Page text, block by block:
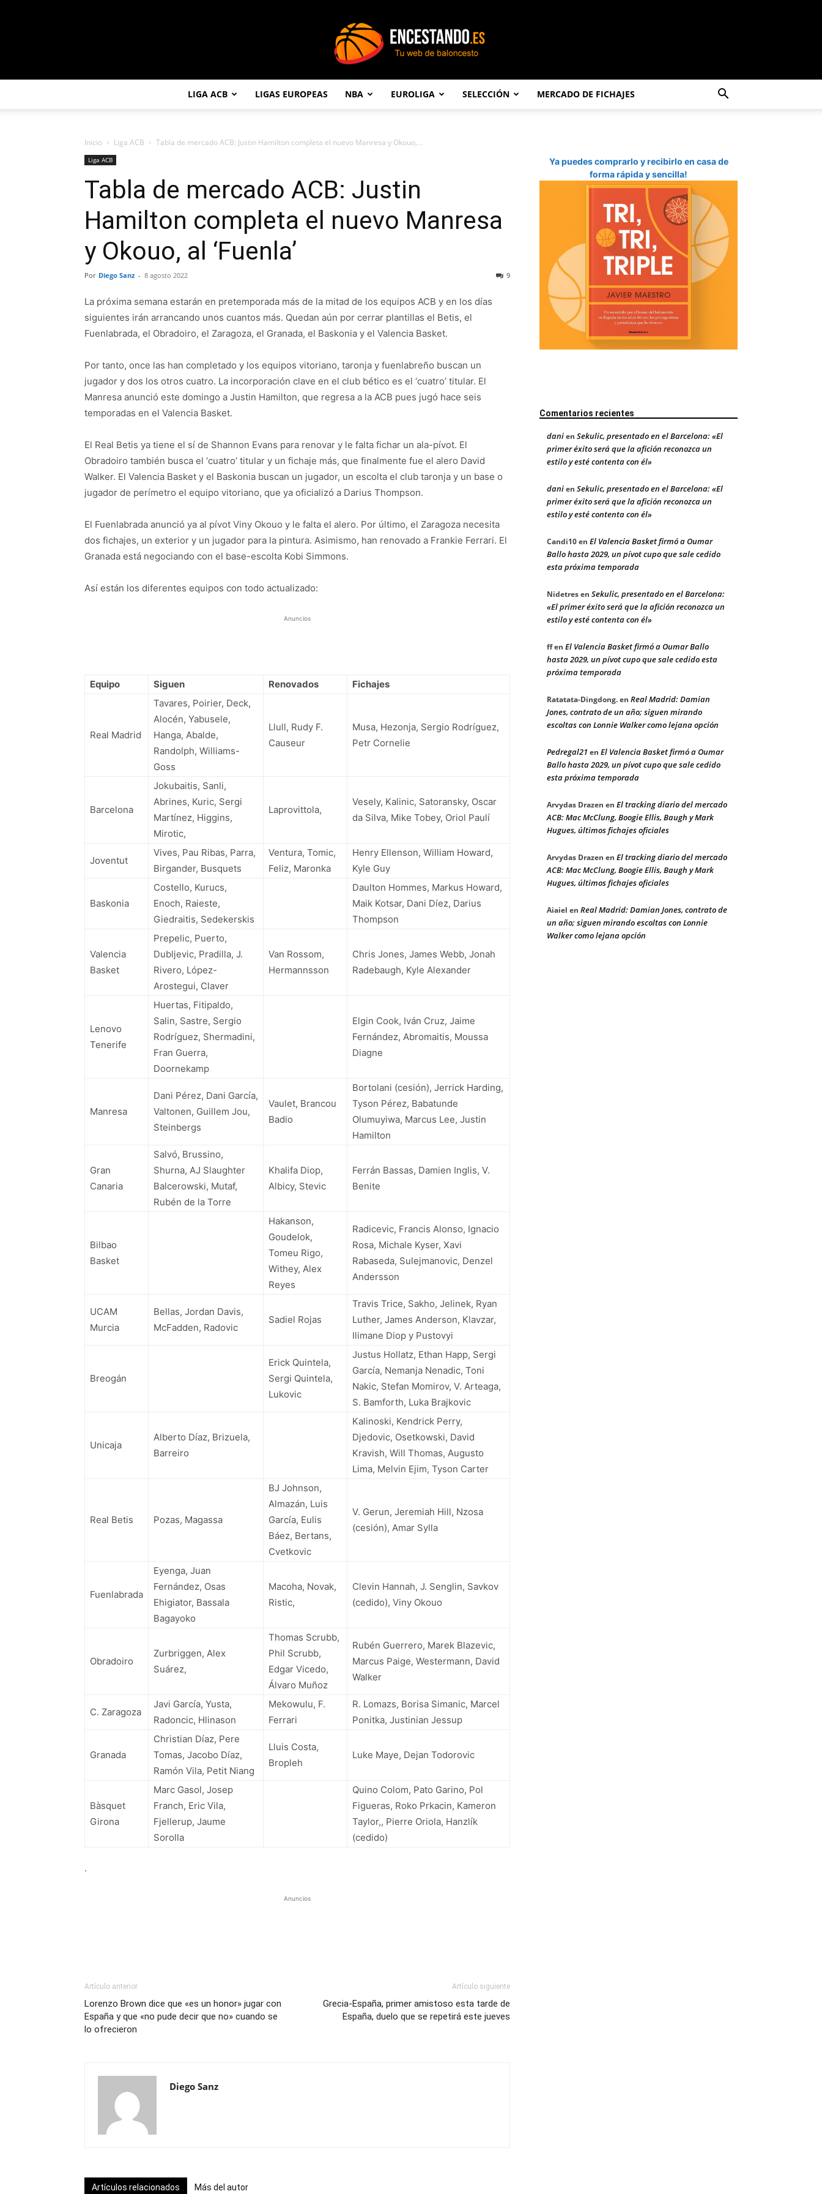
LIGA ACB LIGAS EUROPEAS NBA EUROLIGA SELECCIÓN MERCADO DE FICHAJES
Inicio Liga ACB Tabla de mercado ACB: Justin Hamilton completa el nuevo Manresa y Okouo,...
Liga ACB
Tabla de mercado ACB: Justin
Hamilton completa el nuevo Manresa
y Okouo, al ‘Fuenla’
Por Diego Sanz - 8 agosto 2022 9
La próxima semana estarán en pretemporada más de la mitad de los equipos ACB y en los días
siguientes irán arrancando unos cuantos más. Quedan aún por cerrar plantillas el Betis, el
Fuenlabrada, el Obradoiro, el Zaragoza, el Granada, el Baskonia y el Valencia Basket.
Por tanto, once las han completado y los equipos vitoriano, taronja y fuenlabreño buscan un
jugador y dos los otros cuatro. La incorporación clave en el club bético es el ‘cuatro’ titular. El
Manresa anunció este domingo a Justin Hamilton, que regresa a la ACB pues jugó hace seis
temporadas en el Valencia Basket.
El Real Betis ya tiene el sí de Shannon Evans para renovar y le falta fichar un ala-pívot. El
Obradoiro también busca el ‘cuatro’ titular y un fichaje más, que finalmente fue el alero David
Walker. El Valencia Basket y el Baskonia buscan un jugador, un escolta el club taronja y un base o
jugador de perímetro el equipo vitoriano, que ya oficializó a Darius Thompson.
El Fuenlabrada anunció ya al pívot Viny Okouo y le falta el alero. Por último, el Zaragoza necesita
dos fichajes, un exterior y un jugador para la pintura. Asimismo, han renovado a Frankie Ferrari. El
Granada está negociando con el base-escolta Kobi Simmons.
Así están los diferentes equipos con todo actualizado:
Anuncios
Equipo Siguen Renovados Fichajes
Real Madrid
Tavares, Poirier, Deck,
Alocén, Yabusele,
Hanga, Abalde,
Randolph, Williams-
Goss
Llull, Rudy F.
Causeur
Musa, Hezonja, Sergio Rodríguez,
Petr Cornelie
Barcelona
Jokubaitis, Sanli,
Abrines, Kuric, Sergi
Martínez, Higgins,
Mirotic,
Laprovittola,
Vesely, Kalinic, Satoransky, Oscar
da Silva, Mike Tobey, Oriol Paulí
Joventut
Vives, Pau Ribas, Parra,
Birgander, Busquets
Ventura, Tomic,
Feliz, Maronka
Henry Ellenson, William Howard,
Kyle Guy
Baskonia
Costello, Kurucs,
Enoch, Raieste,
Giedraitis, Sedekerskis
Daulton Hommes, Markus Howard,
Maik Kotsar, Dani Díez, Darius
Thompson
Valencia
Basket
Prepelic, Puerto,
Dubljevic, Pradilla, J.
Rivero, López-
Arostegui, Claver
Van Rossom,
Hermannsson
Chris Jones, James Webb, Jonah
Radebaugh, Kyle Alexander
Lenovo
Tenerife
Huertas, Fitipaldo,
Salin, Sastre, Sergio
Rodríguez, Shermadini,
Fran Guerra,
Doornekamp
Elgin Cook, Iván Cruz, Jaime
Fernández, Abromaitis, Moussa
Diagne
Manresa
Dani Pérez, Dani García,
Valtonen, Guillem Jou,
Steinbergs
Vaulet, Brancou
Badio
Bortolani (cesión), Jerrick Harding,
Tyson Pérez, Babatunde
Olumuyiwa, Marcus Lee, Justin
Hamilton
Gran
Canaria
Salvó, Brussino,
Shurna, AJ Slaughter
Balcerowski, Mutaf,
Rubén de la Torre
Khalifa Diop,
Albicy, Stevic
Ferrán Bassas, Damien Inglis, V.
Benite
Bilbao
Basket
Hakanson,
Goudelok,
Tomeu Rigo,
Withey, Alex
Reyes
Radicevic, Francis Alonso, Ignacio
Rosa, Michale Kyser, Xavi
Rabaseda, Sulejmanovic, Denzel
Andersson
UCAM
Murcia
Bellas, Jordan Davis,
McFadden, Radovic
Sadiel Rojas
Travis Trice, Sakho, Jelinek, Ryan
Luther, James Anderson, Klavzar,
Ilimane Diop y Pustovyi
Breogán
Erick Quintela,
Sergi Quintela,
Lukovic
Justus Hollatz, Ethan Happ, Sergi
García, Nemanja Nenadic, Toni
Nakic, Stefan Momirov, V. Arteaga,
S. Bamforth, Luka Brajkovic
Unicaja
Alberto Díaz, Brizuela,
Barreiro
Kalinoski, Kendrick Perry,
Djedovic, Osetkowski, David
Kravish, Will Thomas, Augusto
Lima, Melvin Ejim, Tyson Carter
Real Betis Pozas, Magassa
BJ Johnson,
Almazán, Luis
García, Eulis
Báez, Bertans,
Cvetkovic
V. Gerun, Jeremiah Hill, Nzosa
(cesión), Amar Sylla
Fuenlabrada
Eyenga, Juan
Fernández, Osas
Ehigiator, Bassala
Bagayoko
Macoha, Novak,
Ristic,
Clevin Hannah, J. Senglin, Savkov
(cedido), Viny Okouo
Obradoiro
Zurbriggen, Alex
Suárez,
Thomas Scrubb,
Phil Scrubb,
Edgar Vicedo,
Álvaro Muñoz
Rubén Guerrero, Marek Blazevic,
Marcus Paige, Westermann, David
Walker
C. Zaragoza
Javi García, Yusta,
Radoncic, Hlinason
Mekowulu, F.
Ferrari
R. Lomazs, Borisa Simanic, Marcel
Ponitka, Justinian Jessup
Granada
Christian Díaz, Pere
Tomas, Jacobo Díaz,
Ramón Vila, Petit Niang
Lluis Costa,
Bropleh
Luke Maye, Dejan Todorovic
Bàsquet
Girona
Marc Gasol, Josep
Franch, Eric Vila,
Fjellerup, Jaume
Sorolla
Quino Colom, Pato Garino, Pol
Figueras, Roko Prkacin, Kameron
Taylor,, Pierre Oriola, Hanzlík
(cedido)
.
Anuncios
Artículo anterior
Lorenzo Brown dice que «es un honor» jugar con
España y que «no pude decir que no» cuando se
lo ofrecieron
Artículo siguiente
Grecia-España, primer amistoso esta tarde de
España, duelo que se repetirá este jueves
Diego Sanz
Artículos relacionados Más del autor
Ya puedes comprarlo y recibirlo en casa de
forma rápida y sencilla!
Comentarios recientes
danien Sekulic, presentado en el Barcelona: «El
primer éxito será que la afición reconozca un
estilo y esté contenta con él»
danien Sekulic, presentado en el Barcelona: «El
primer éxito será que la afición reconozca un
estilo y esté contenta con él»
Candi10en El Valencia Basket firmó a Oumar
Ballo hasta 2029, un pívot cupo que sale cedido
esta próxima temporada
Nidetresen Sekulic, presentado en el Barcelona:
«El primer éxito será que la afición reconozca un
estilo y esté contenta con él»
ffen El Valencia Basket firmó a Oumar Ballo
hasta 2029, un pívot cupo que sale cedido esta
próxima temporada
Ratatata-Dingdong.en Real Madrid: Damian
Jones, contrato de un año; siguen mirando
escoltas con Lonnie Walker como lejana opción
Pedregal21 en El Valencia Basket firmó a Oumar
Ballo hasta 2029, un pívot cupo que sale cedido
esta próxima temporada
Arvydas Drazen en El tracking diario del mercado
ACB: Mac McClung, Boogie Ellis, Baugh y Mark
Hugues, últimos fichajes oficiales
Arvydas Drazen en El tracking diario del mercado
ACB: Mac McClung, Boogie Ellis, Baugh y Mark
Hugues, últimos fichajes oficiales
Aiaiel en Real Madrid: Damian Jones, contrato de
un año; siguen mirando escoltas con Lonnie
Walker como lejana opción